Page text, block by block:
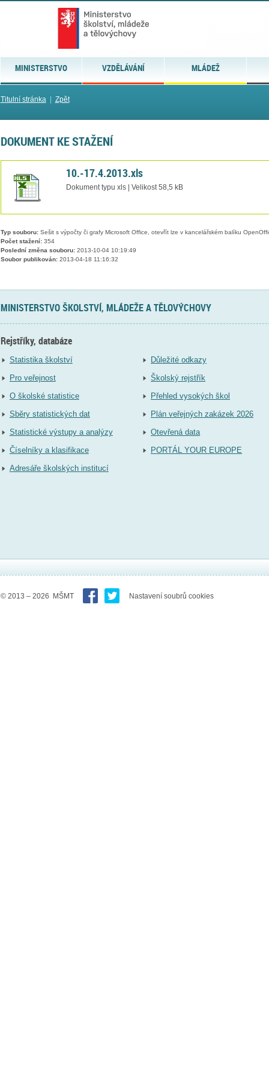
MINISTERSTVO VZDĚLÁVÁNÍ MLÁDEŽ
Titulní stránka| Zpět
DOKUMENT KE STAŽENÍ
10.-17.4.2013.xls
Dokument typu xls | Velikost 58,5 kB
Typ souboru:Sešit s výpočty či grafy Microsoft Office, otevřít lze v kancelářském balíku
Počet stažení:354
Poslední změna souboru:2013-10-04 10:19:49
Soubor publikován:2013-04-18 11:16:32
MINISTERSTVO ŠKOLSTVÍ, MLÁDEŽE A TĚLOVÝCHOVY
Rejstříky, databáze
Statistika školství
Pro veřejnost
O školské statistice
Sběry statistických dat
Statistické výstupy a analýzy
Číselníky a klasifikace
Adresáře školských institucí
Důležité odkazy
Školský rejstřík
Přehled vysokých škol
Plán veřejných zakázek 2026
Otevřená data
PORTÁL YOUR EUROPE
© 2013 – 2026 MŠMT Nastavení soubrů cookies